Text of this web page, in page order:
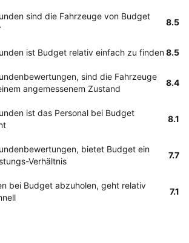
sind die Fahrzeuge von Budget
8.5
ist Budget relativ einfach zu finden8.5
sind die Fahrzeuge
angemessenem Zustand
8.4
ist das Personal bei Budget
8.1
bietet Budget ein
Verhältnis
7.7
bei Budget abzuholen, geht relativ
7.1